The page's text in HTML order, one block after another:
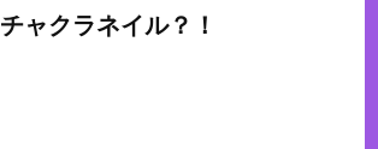
チャクラネイル？！